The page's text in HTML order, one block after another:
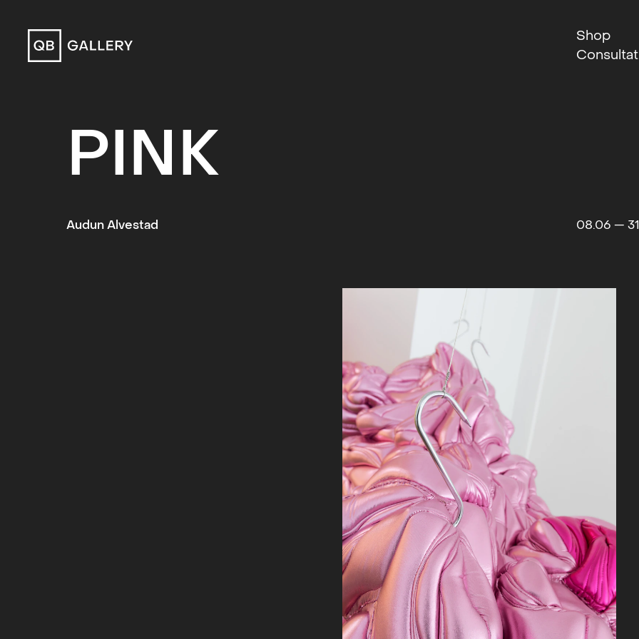
QB Gallery
Shop
PINK
Audun Alvestad 08.06 —